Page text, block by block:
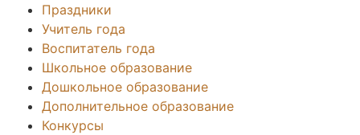
Праздники
Учитель года
Воспитатель года
Школьное образование
Дошкольное образование
Дополнительное образование
Конкурсы